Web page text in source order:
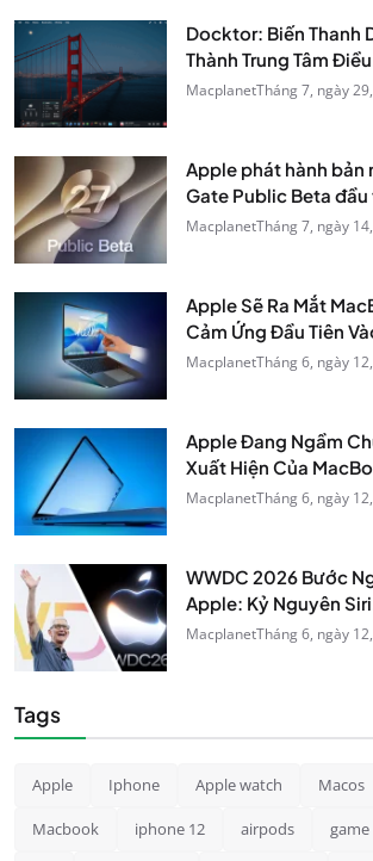
Docktor: Biến Thanh
Thành Trung Tâm
MacplanetTháng 7, ngày
Apple phát hành bản
Gate Public Beta
MacplanetTháng 7, ngày
Apple Sẽ Ra Mắt
Cảm Ứng Đầu Tiên
MacplanetTháng 6, ngày
Apple Đang Ngầm
Xuất Hiện Của
MacplanetTháng 6, ngày
WWDC 2026 Bước
Apple: Kỷ Nguyên
MacplanetTháng 6, ngày
Tags
Apple Iphone Apple watch Macos
Macbook iphone 12 airpods game